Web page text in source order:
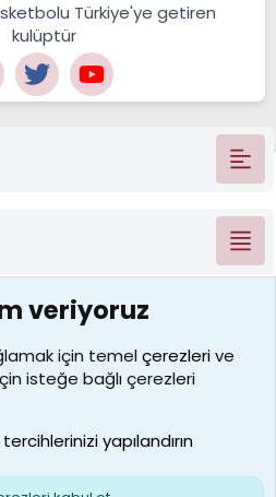
Türkiye'ye getiren
kulüptür
veriyoruz
için temelçerezlerive
isteğe bağlı çerezleri
yapılandırın